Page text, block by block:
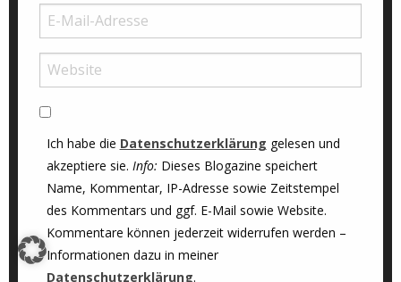
Ich habe die Datenschutzerklärung gelesen und
akzeptiere sie. Info: Dieses Blogazine speichert
Name, Kommentar, IP-Adresse sowie Zeitstempel
des Kommentars und ggf. E-Mail sowie Website.
Kommentare können jederzeit widerrufen werden –
Informationen dazu in meiner
Datenschutzerklärung.